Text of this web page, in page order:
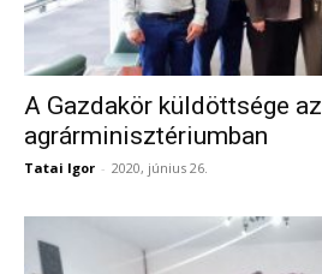
A Gazdakör küldöttsége az
agrárminisztériumban
Tatai Igor - 2020, június 26.